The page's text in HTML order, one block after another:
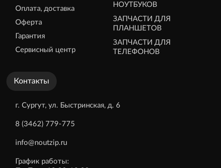
Оплата, доставка
Оферта
Гарантия
Сервисный центр
НОУТБУКОВ
ЗАПЧАСТИ ДЛЯ
ПЛАНШЕТОВ
ЗАПЧАСТИ ДЛЯ
ТЕЛЕФОНОВ
Контакты
г. Сургут, ул. Быстринская, д. 6
8 (3462) 779-775
info@noutzip.ru
График работы: